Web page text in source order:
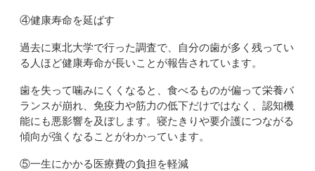
④健康寿命を延ばす
過去に東北大学で行った調査で、自分の歯が多く残ってい
る人ほど健康寿命が長いことが報告されています。
歯を失って噛みにくくなると、食べるものが偏って栄養バ
ランスが崩れ、免疫力や筋力の低下だけではなく、認知機
能にも悪影響を及ぼします。寝たきりや要介護につながる
傾向が強くなることがわかっています。
⑤一生にかかる医療費の負担を軽減